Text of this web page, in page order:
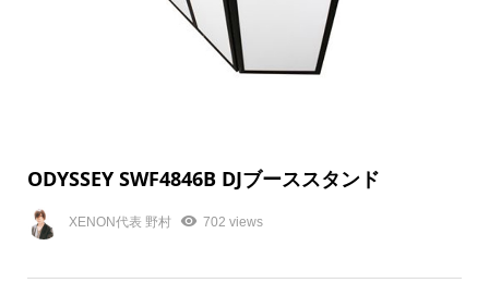
ODYSSEY SWF4846B DJブーススタンド
XENON代表 野村 702 views